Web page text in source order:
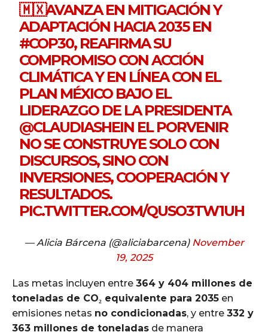
🇲🇽AVANZA EN MITIGACIÓN Y
ADAPTACIÓN HACIA 2035 EN
#COP30, REAFIRMA SU
COMPROMISO CON ACCIÓN
CLIMÁTICA Y EN LÍNEA CON EL
PLAN MÉXICO BAJO EL
LIDERAZGO DE LA PRESIDENTA
@CLAUDIASHEIN EL PORVENIR
NO SE CONSTRUYE SOLO CON
DISCURSOS, SINO CON
INVERSIONES, COOPERACIÓN Y
RESULTADOS.
PIC.TWITTER.COM/QUSO3TW1UH
— Alicia Bárcena (@aliciabarcena) November
19, 2025
Las metas incluyen entre 364 y 404 millones de
toneladas de CO₂ equivalente para 2035 en
emisiones netas no condicionadas, y entre 332 y
363 millones de toneladas de manera